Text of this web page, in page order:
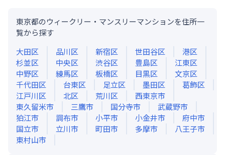
東京都のウィークリー・マンスリーマンションを住所一
覧から探す
大田区
品川区 新宿区 世田谷区
港区
杉並区
中央区 渋谷区 豊島区
江東区
中野区
練馬区 板橋区 目黒区
文京区
千代田区
台東区 足立区 墨田区
葛飾区
江戸川区
北区 荒川区
西東京市
東久留米市
三鷹市 国分寺市
武蔵野市
狛江市
調布市 小平市 小金井市
府中市
国立市
立川市 町田市 多摩市
八王子市
東村山市